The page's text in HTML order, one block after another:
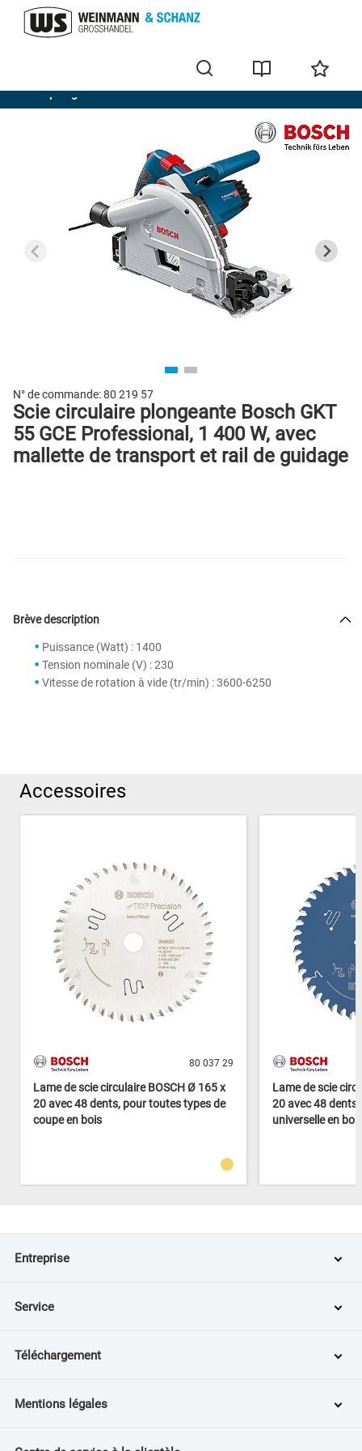
Scies plongeantes
N° de commande:80 219 57
Scie circulaire plongeante Bosch GKT
55 GCE Professional, 1 400 W, avec
mallette de transport et rail de guidage
Brève description
Puissance (Watt) : 1400
Tension nominale (V) : 230
Vitesse de rotation à vide (tr/min) : 3600-6250
Accessoires
80 037 29
Lame de scie circulaire BOSCH Ø 165 x
20 avec 48 dents, pour toutes types de
coupe en bois
Lame de scie
20 avec 48
universelle en bois
Entreprise
Service
Téléchargement
Mentions légales